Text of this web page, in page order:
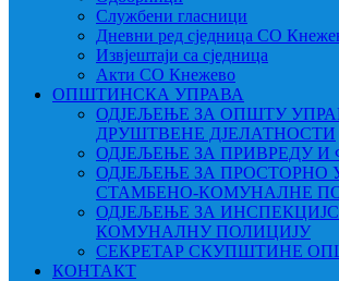
Службени гласници
Дневни ред сједница СО
Извјештаји са сједница
Акти СО Кнежево
ОПШТИНСКА УПРАВА
ОДЈЕЉЕЊЕ ЗА ОПШТУ
ДРУШТВЕНЕ ДЈЕЛАТНОСТИ
ОДЈЕЉЕЊЕ ЗА ПРИВРЕДУ И
ОДЈЕЉЕЊЕ ЗА ПРОСТОРНО
СТАМБЕНО-КОМУНАЛНЕ
ОДЈЕЉЕЊЕ ЗА
КОМУНАЛНУ ПОЛИЦИЈУ
СЕКРЕТАР СКУПШТИНЕ
КОНТАКТ